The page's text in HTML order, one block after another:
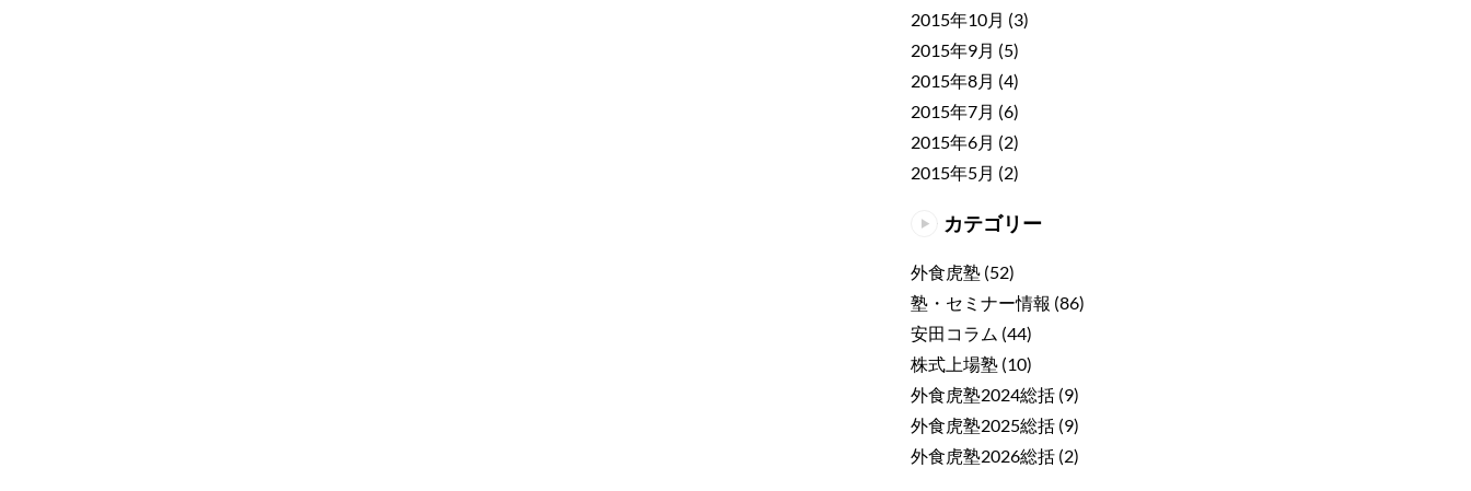
2015年10月 (3)
2015年9月 (5)
2015年8月 (4)
2015年7月 (6)
2015年6月 (2)
2015年5月 (2)
カテゴリー
外食虎塾 (52)
塾・セミナー情報 (86)
安田コラム (44)
株式上場塾 (10)
外食虎塾2024総括 (9)
外食虎塾2025総括 (9)
外食虎塾2026総括 (2)